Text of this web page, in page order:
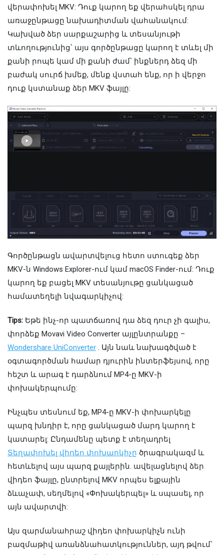
վերափոխել MKV: Դուք կարող եք վերահսկել դրա
առաջընթացը նախադիտման վահանակում:
Կախված ձեր սարքաշարից և տեսանյութի
տևողությունից՝ այս գործընթացը կարող է տևել մի
քանի րոպե կամ մի քանի ժամ՝ ինքներդ ձեզ մի
բաժակ սուրճ խմեք, մենք վստահ ենք, որ ի վերջո
դուք կստանաք ձեր MKV ֆայլը:
Գործընթացն ավարտվելուց հետո ստուգեք ձեր
MKV-ն Windows Explorer-ում կամ macOS Finder-ում: Դուք
կարող եք բացել MKV տեսանյութը ցանկացած
համատեղելի նվագարկիչով:
Tips: Եթե ​​ինչ-որ պատճառով դա ձեզ դուր չի գալիս,
փորձեք Movavi Video Converter այլընտրանքը –
Wondershare UniConverter . Այն նաև նախագծված է
օգտագործման համար դյուրին ինտերֆեյսով, որը
հեշտ և արագ է դարձնում MP4-ը MKV-ի
փոխակերպումը:
Ինչպես տեսնում եք, MP4-ը MKV-ի փոխարկելը
պարզ խնդիր է, որը ցանկացած մարդ կարող է
կատարել: Ընդամենը պետք է տեղադրել
Տեղափոխել վիդեո փոխարկիչը ծրագրակազմ և
հետևելով այս պարզ քայլերին. ավելացնելով ձեր
վիդեո ֆայլը, ընտրելով MKV որպես ելքային
ձևաչափ, սեղմելով «Փոխակերպել» և սպասել, որ
այն ավարտվի:
Այս զարմանահրաշ վիդեո փոխարկիչն ունի
բազմաթիվ առանձնահատկություններ, այդ թվում՝